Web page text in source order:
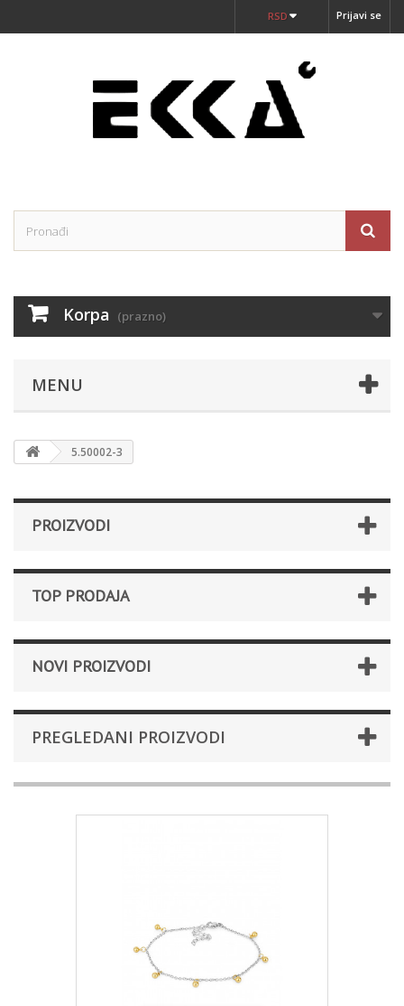
Prijavi se
RSD
Korpa (prazno)
MENU
5.50002-3
PROIZVODI
TOP PRODAJA
NOVI PROIZVODI
PREGLEDANI PROIZVODI